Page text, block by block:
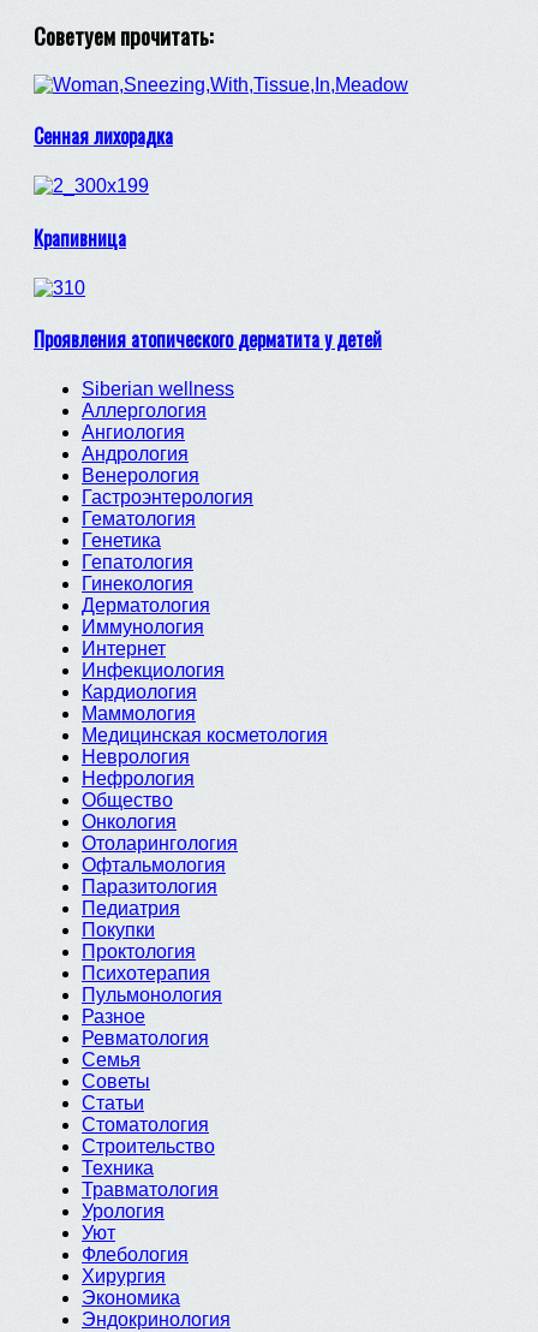
Советуем прочитать:
Сенная лихорадка
Крапивница
Проявления атопического дерматита у детей
Siberian wellness
Аллергология
Ангиология
Андрология
Венерология
Гастроэнтерология
Гематология
Генетика
Гепатология
Гинекология
Дерматология
Иммунология
Интернет
Инфекциология
Кардиология
Маммология
Медицинская косметология
Неврология
Нефрология
Общество
Онкология
Отоларингология
Офтальмология
Паразитология
Педиатрия
Покупки
Проктология
Психотерапия
Пульмонология
Разное
Ревматология
Семья
Советы
Статьи
Стоматология
Строительство
Техника
Травматология
Урология
Уют
Флебология
Хирургия
Экономика
Эндокринология